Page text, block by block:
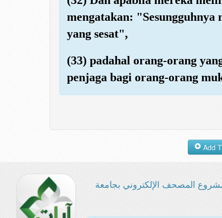
mengatakan:
yang sesat",
(33) padahal orang-orang
penjaga bagi orang-orang
المصحف الإلكتروني بجامعة